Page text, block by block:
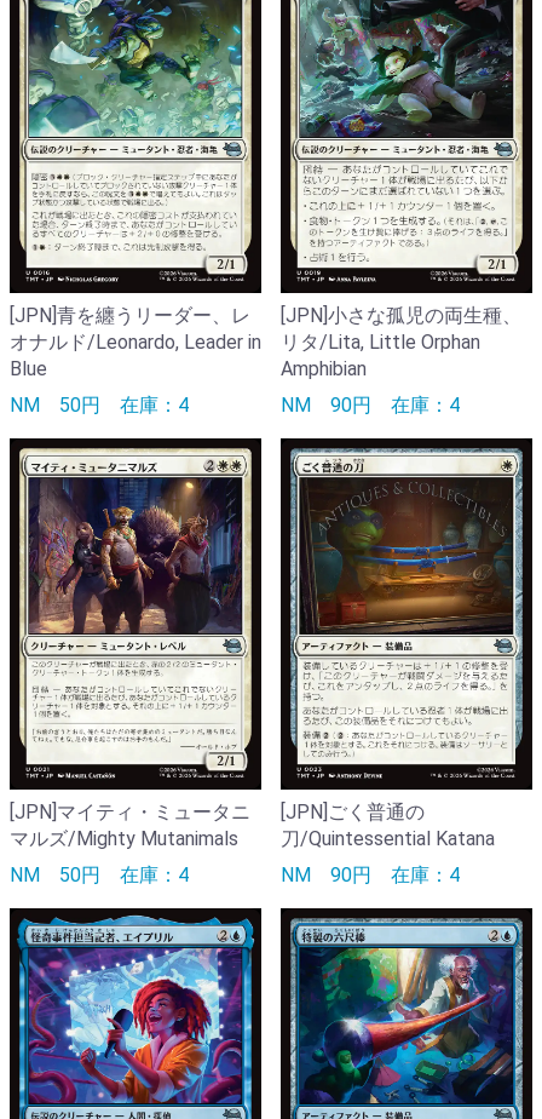
[JPN]青を纏うリーダー、レ
オナルド/Leonardo, Leader in
Blue
NM 50円 在庫：4
[JPN]小さな孤児の両生種、
リタ/Lita, Little Orphan
Amphibian
NM 90円 在庫：4
[JPN]マイティ・ミュータニ
マルズ/Mighty Mutanimals
NM 50円 在庫：4
[JPN]ごく普通の
刀/Quintessential Katana
NM 90円 在庫：4